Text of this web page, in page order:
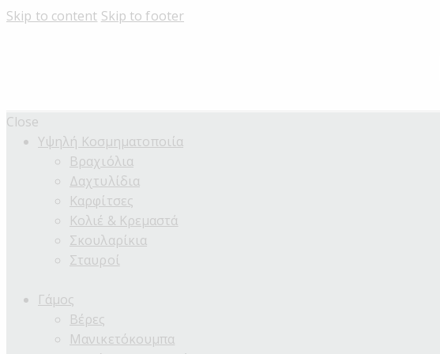
Skip to content Skip to footer
Close
Υψηλή Κοσμηματοποιία
Βραχιόλια
Δαχτυλίδια
Καρφίτσες
Κολιέ & Κρεμαστά
Σκουλαρίκια
Σταυροί
Γάμος
Βέρες
Μανικετόκουμπα